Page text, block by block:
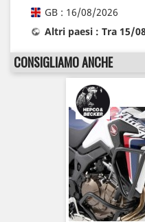
GB : 16/08/2026
Altri paesi : Tra 15/
CONSIGLIAMO ANCHE